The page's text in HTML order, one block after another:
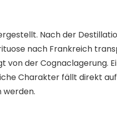
Nach der
nach Frankreich
von der Cognaclagerung.
Charakter fällt direkt
werden.